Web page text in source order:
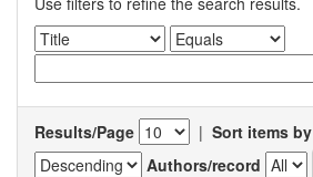
Results/Page | Sort items by
Authors/record